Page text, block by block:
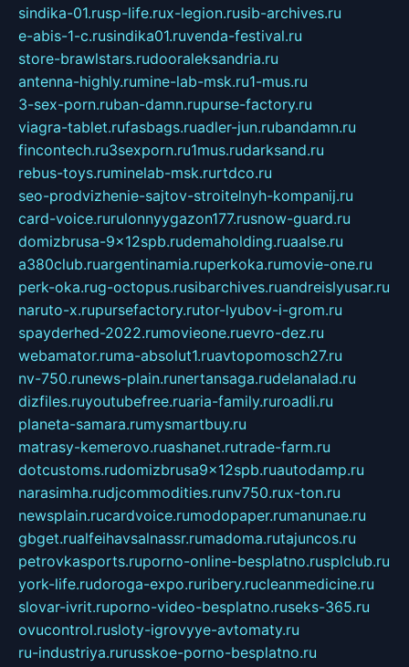
sindika-01.rusp-life.rux-legion.rusib-archives.ru
e-abis-1-c.rusindika01.ruvenda-festival.ru
store-brawlstars.rudooraleksandria.ru
antenna-highly.rumine-lab-msk.ru1-mus.ru
3-sex-porn.ruban-damn.rupurse-factory.ru
viagra-tablet.rufasbags.ruadler-jun.rubandamn.ru
fincontech.ru3sexporn.ru1mus.rudarksand.ru
rebus-toys.ruminelab-msk.rurtdco.ru
seo-prodvizhenie-sajtov-stroitelnyh-kompanij.ru
card-voice.rurulonnyygazon177.rusnow-guard.ru
domizbrusa-9x12spb.rudemaholding.ruaalse.ru
a380club.ruargentinamia.ruperkoka.rumovie-one.ru
perk-oka.rug-octopus.rusibarchives.ruandreislyusar.ru
naruto-x.rupursefactory.rutor-lyubov-i-grom.ru
spayderhed-2022.rumovieone.ruevro-dez.ru
webamator.ruma-absolut1.ruavtopomosch27.ru
nv-750.runews-plain.runertansaga.rudelanalad.ru
dizfiles.ruyoutubefree.ruaria-family.ruroadli.ru
planeta-samara.rumysmartbuy.ru
matrasy-kemerovo.ruashanet.rutrade-farm.ru
dotcustoms.rudomizbrusa9x12spb.ruautodamp.ru
narasimha.rudjcommodities.runv750.rux-ton.ru
newsplain.rucardvoice.rumodopaper.rumanunae.ru
gbget.rualfeihavsalnassr.rumadoma.rutajuncos.ru
petrovkasports.ruporno-online-besplatno.rusplclub.ru
york-life.rudoroga-expo.ruribery.rucleanmedicine.ru
slovar-ivrit.ruporno-video-besplatno.ruseks-365.ru
ovucontrol.rusloty-igrovyye-avtomaty.ru
ru-industriya.rurusskoe-porno-besplatno.ru